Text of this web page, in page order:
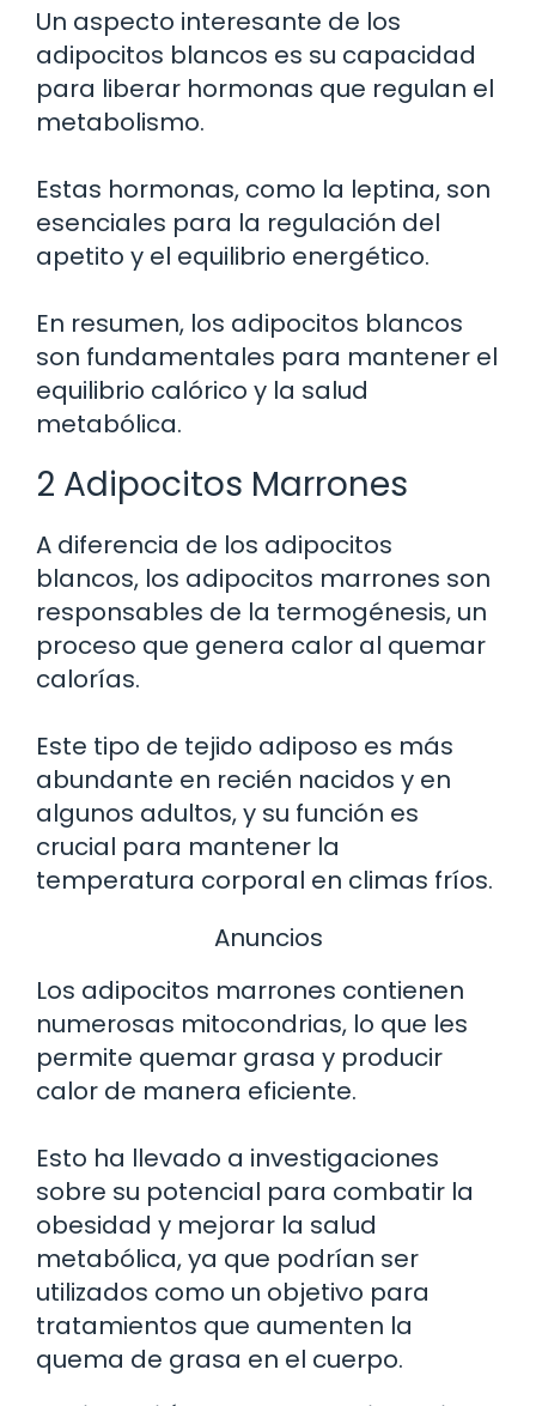
Un aspecto interesante de los
adipocitos blancos es su capacidad
para liberar hormonas que regulan el
metabolismo.
Estas hormonas, como la leptina, son
esenciales para la regulación del
apetito y el equilibrio energético.
En resumen, los adipocitos blancos
son fundamentales para mantener el
equilibrio calórico y la salud
metabólica.
2 Adipocitos Marrones
A diferencia de los adipocitos
blancos, los adipocitos marrones son
responsables de la termogénesis, un
proceso que genera calor al quemar
calorías.
Este tipo de tejido adiposo es más
abundante en recién nacidos y en
algunos adultos, y su función es
crucial para mantener la
temperatura corporal en climas fríos.
Anuncios
Los adipocitos marrones contienen
numerosas mitocondrias, lo que les
permite quemar grasa y producir
calor de manera eficiente.
Esto ha llevado a investigaciones
sobre su potencial para combatir la
obesidad y mejorar la salud
metabólica, ya que podrían ser
utilizados como un objetivo para
tratamientos que aumenten la
quema de grasa en el cuerpo.